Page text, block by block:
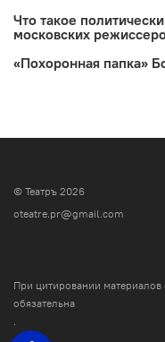
Что такое
московских
«Похоронная папка»
© Театръ 2026
oteatre.pr@gmail.com
При цитировании материалов
обязательна
.